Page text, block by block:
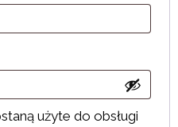
użyte do obsługi